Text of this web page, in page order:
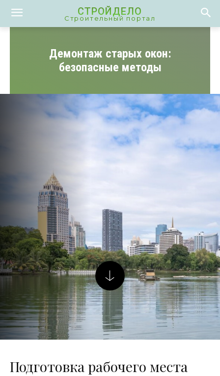
СТРОЙДЕЛО
Строительный портал
Демонтаж старых окон:
безопасные методы
Подготовка рабочего места